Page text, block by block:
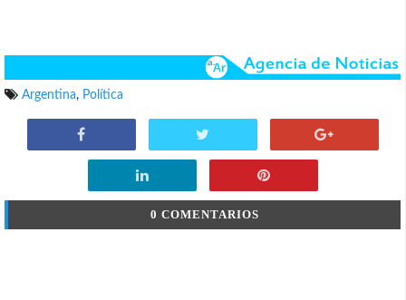
Argentina, Política
0 COMENTARIOS